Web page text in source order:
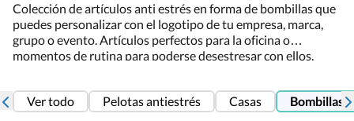
Colección de artículos anti estrés en forma de bombillas que
puedes personalizar con el logotipo de tu empresa, marca,
grupo o evento. Artículos perfectos para la oficina o
momentos de rutina para poderse desestresar con ellos.
antes de nada te enviaremos un montaje de cómo quedaría el
producto escogido con tu logotipo para que confirmes y sea
Ver todo Pelotas antiestrés Casas Bombillas